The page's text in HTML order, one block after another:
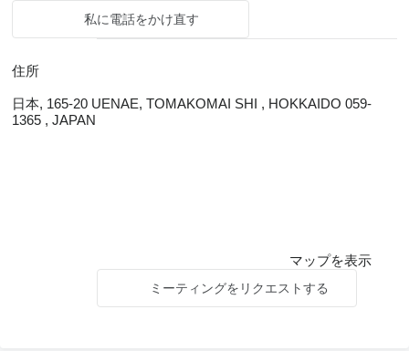
私に電話をかけ直す
住所
日本, 165-20 UENAE, TOMAKOMAI SHI , HOKKAIDO 059-
1365 , JAPAN
マップを表示
ミーティングをリクエストする